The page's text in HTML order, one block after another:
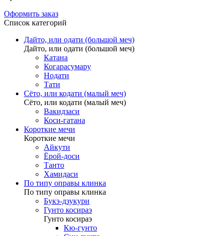
Оформить заказ
Список категорий
Дайто, или одати (большой меч)
Дайто, или одати (большой меч)
Катана
Когарасумару
Нодати
Тати
Сёто, или кодати (малый меч)
Сёто, или кодати (малый меч)
Вакидзаси
Коси-гатана
Короткие мечи
Короткие мечи
Айкути
Ёрой-доси
Танто
Хамидаси
По типу оправы клинка
По типу оправы клинка
Букэ-дзукури
Гунто косираэ
Гунто косираэ
Кю-гунто